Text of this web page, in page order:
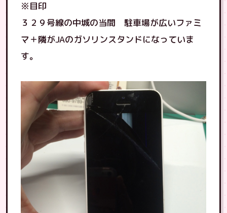
※目印
３２９号線の中城の当間 駐車場が広いファミ
マ＋隣がJAのガソリンスタンドになっていま
す。